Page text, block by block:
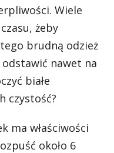
Wiele
żeby
brudną odzież
nawet na
białe
czystość?
ma właściwości
około 6